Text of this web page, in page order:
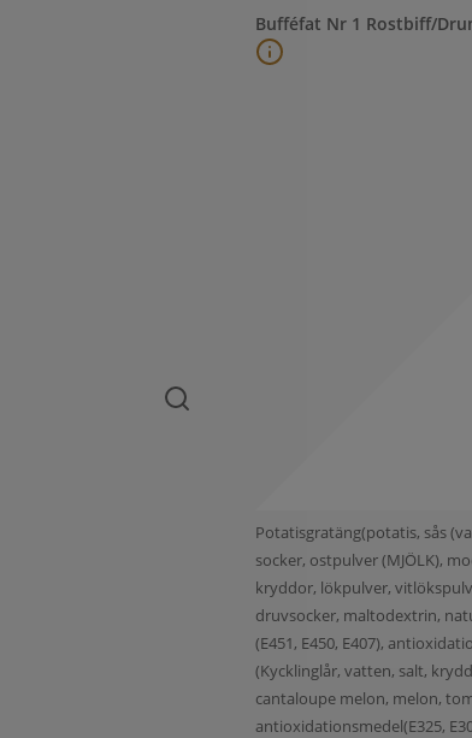
Bufféfat Nr 1 Rostbiff/
Potatisgratäng(potatis, sås
socker, ostpulver (MJÖLK),
kryddor, lökpulver,
druvsocker, maltodextrin,
(E451, E450, E407),
(Kycklinglår, vatten, salt,
cantaloupe melon, melon,
antioxidationsmedel(E325,